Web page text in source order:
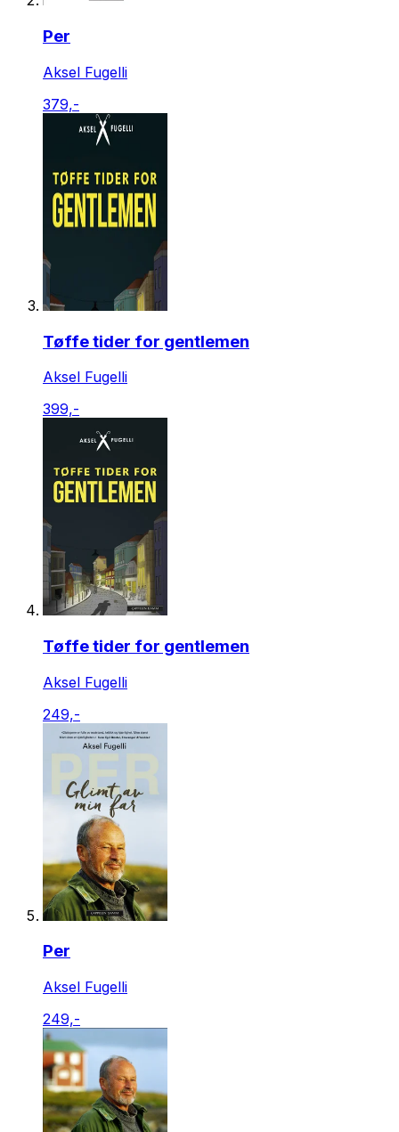
Per
Aksel Fugelli
379,-
Tøffe tider for gentlemen
Aksel Fugelli
399,-
Tøffe tider for gentlemen
Aksel Fugelli
249,-
Per
Aksel Fugelli
249,-